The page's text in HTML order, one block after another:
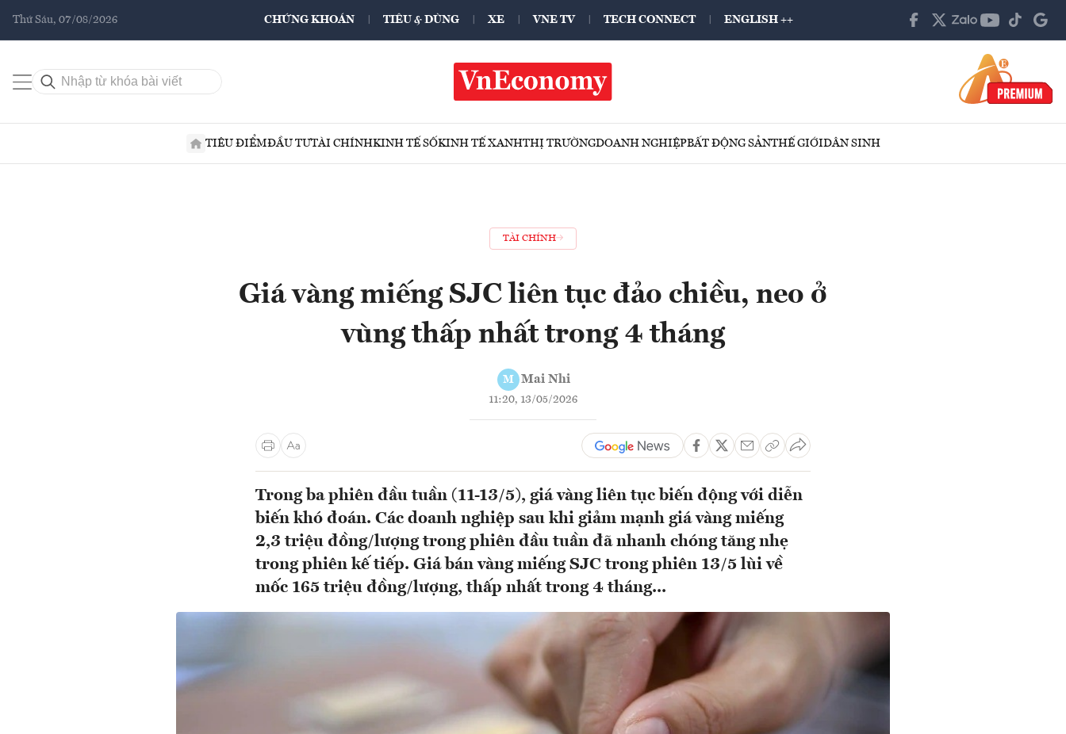
Thứ Sáu, 07/08/2026 CHỨNG KHOÁN TIÊU & DÙNG XE VNE TV TECH CONNECT ENGLISH ++
TIÊU ĐIỂMĐẦU TƯTÀI CHÍNHKINH TẾ SỐKINH TẾ XANHTHỊ TRƯỜNGDOANH NGHIỆPBẤT ĐỘNG SẢNTHẾ GIỚIDÂN SINH
TÀI CHÍNH
Giá vàng miếng SJC liên tục đảo chiều, neo ở
vùng thấp nhất trong 4 tháng
M Mai Nhi
11:20, 13/05/2026
Trong ba phiên đầu tuần (11-13/5), giá vàng liên tục biến động với diễn
biến khó đoán. Các doanh nghiệp sau khi giảm mạnh giá vàng miếng
2,3 triệu đồng/lượng trong phiên đầu tuần đã nhanh chóng tăng nhẹ
trong phiên kế tiếp. Giá bán vàng miếng SJC trong phiên 13/5 lùi về
mốc 165 triệu đồng/lượng, thấp nhất trong 4 tháng...